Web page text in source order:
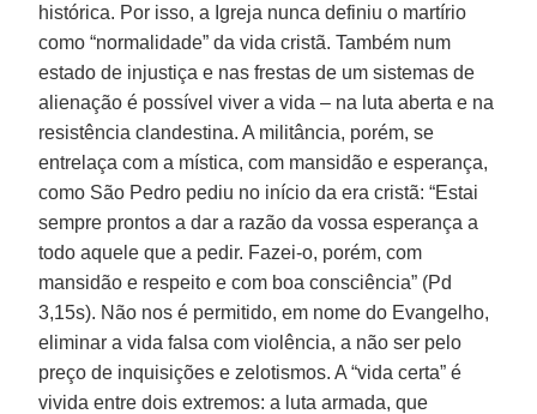
histórica. Por isso, a Igreja nunca definiu o martírio
como “normalidade” da vida cristã. Também num
estado de injustiça e nas frestas de um sistemas de
alienação é possível viver a vida – na luta aberta e na
resistência clandestina. A militância, porém, se
entrelaça com a mística, com mansidão e esperança,
como São Pedro pediu no início da era cristã: “Estai
sempre prontos a dar a razão da vossa esperança a
todo aquele que a pedir. Fazei-o, porém, com
mansidão e respeito e com boa consciência” (Pd
3,15s). Não nos é permitido, em nome do Evangelho,
eliminar a vida falsa com violência, a não ser pelo
preço de inquisições e zelotismos. A “vida certa” é
vivida entre dois extremos: a luta armada, que